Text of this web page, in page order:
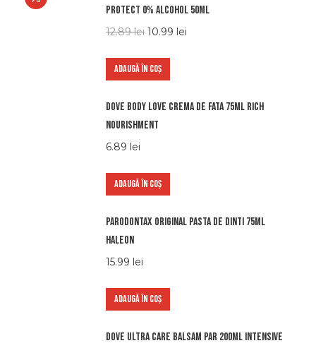
protect 0% alcohol 50ml
12.89lei 10.99 lei
ADAUGĂ ÎN COȘ
Dove body love crema de fata 75ml rich
nourishment
6.89 lei
ADAUGĂ ÎN COȘ
Parodontax original pasta de dinti 75ml
haleon
15.99 lei
ADAUGĂ ÎN COȘ
Dove ultra care balsam par 200ml intensive